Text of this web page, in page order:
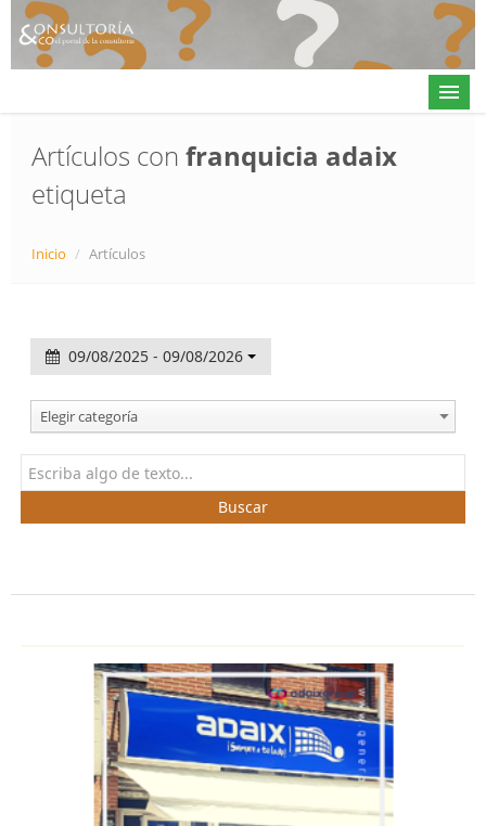
Actualidad
Artículos con franquicia adaix
etiqueta
Inicio / Artículos
09/08/2025 - 09/08/2026
Elegir categoría
Buscar